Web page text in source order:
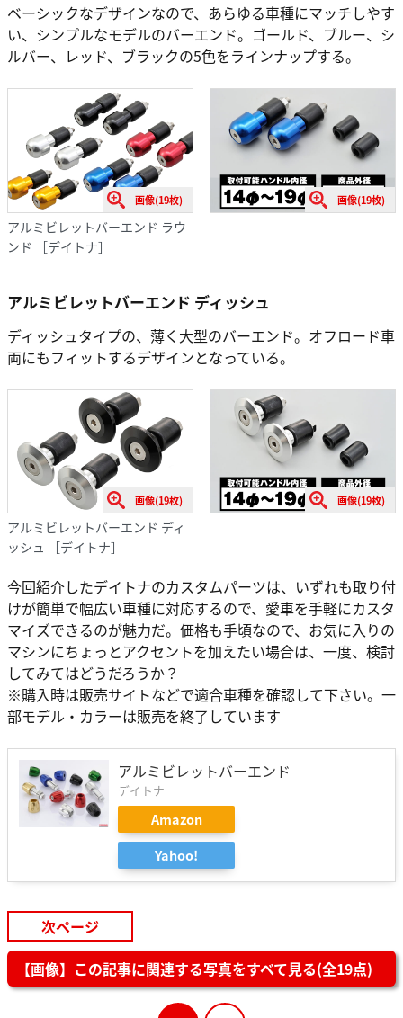
ベーシックなデザインなので、あらゆる車種にマッチしやす
い、シンプルなモデルのバーエンド。ゴールド、ブルー、シ
ルバー、レッド、ブラックの5色をラインナップする。
画像(19枚)
アルミビレットバーエンド ラウ
ンド ［デイトナ］
画像(19枚)
アルミビレットバーエンド ディッシュ
ディッシュタイプの、薄く大型のバーエンド。オフロード車
両にもフィットするデザインとなっている。
画像(19枚)
アルミビレットバーエンド ディ
ッシュ ［デイトナ］
画像(19枚)
今回紹介したデイトナのカスタムパーツは、いずれも取り付
けが簡単で幅広い車種に対応するので、愛車を手軽にカスタ
マイズできるのが魅力だ。価格も手頃なので、お気に入りの
マシンにちょっとアクセントを加えたい場合は、一度、検討
してみてはどうだろうか？
※購入時は販売サイトなどで適合車種を確認して下さい。一
部モデル・カラーは販売を終了しています
アルミビレットバーエンド
デイトナ
Amazon
Yahoo!
次ページ
【画像】この記事に関連する写真をすべて見る(全19点)